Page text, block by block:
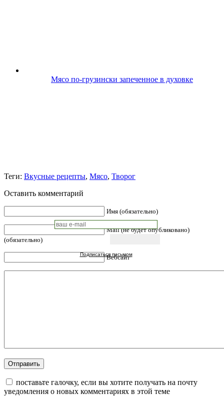
Мясо по-грузински запеченное в духовке
Подписаться письмом
Теги: Вкусные рецепты, Мясо, Творог
Оставить комментарий
Имя (обязательно)
Mail (не будет опубликовано)
(обязательно)
Вебсайт
поставьте галочку, если вы хотите получать на почту
уведомления о новых комментариях в этой теме